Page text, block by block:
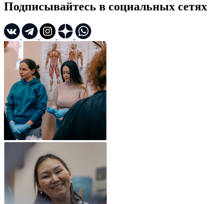
Подписывайтесь в социальных сетях